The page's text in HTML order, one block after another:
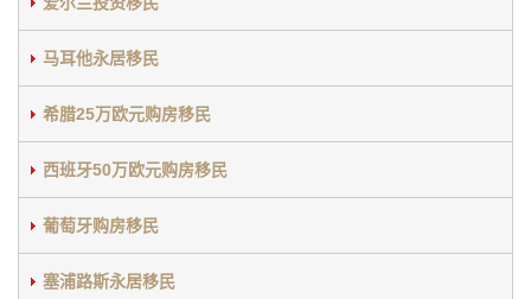
马耳他永居移民
希腊25万欧元购房移民
西班牙50万欧元购房移民
葡萄牙购房移民
塞浦路斯永居移民